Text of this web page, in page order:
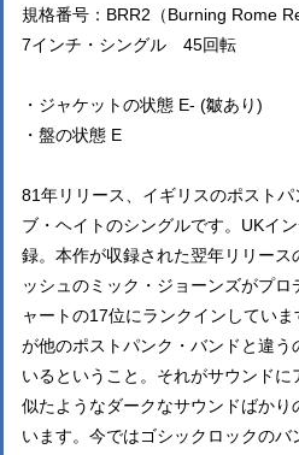
規格番号：BRR2（Burning Rome
7インチ・シングル 45回転
・ジャケットの状態 E- (皺あり)
・盤の状態 E
81年リリース、イギリスのポスト
ブ・ヘイトのシングルです。UKイ
録。本作が収録された翌年リリース
ッシュのミック・ジョーンズがプ
ャートの17位にランクインしてい
が他のポストパンク・バンドと違
いるということ。それがサウンド
似たようなダークなサウンドばか
います。今ではゴシックロックのバ